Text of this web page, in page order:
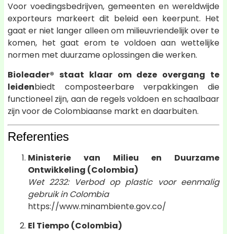
Voor voedingsbedrijven, gemeenten en wereldwijde
exporteurs markeert dit beleid een keerpunt. Het
gaat er niet langer alleen om milieuvriendelijk over te
komen, het gaat erom te voldoen aan wettelijke
normen met duurzame oplossingen die werken.
Bioleader® staat klaar om deze overgang te
leidenbiedt composteerbare verpakkingen die
functioneel zijn, aan de regels voldoen en schaalbaar
zijn voor de Colombiaanse markt en daarbuiten.
Referenties
Ministerie van Milieu en Duurzame
Ontwikkeling (Colombia)
Wet 2232: Verbod op plastic voor eenmalig
gebruik in Colombia
https://www.minambiente.gov.co/
El Tiempo (Colombia)